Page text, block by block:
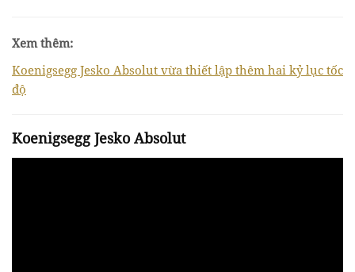
Xem thêm:
Koenigsegg Jesko Absolut vừa thiết lập thêm hai kỷ lục tốc
độ
Koenigsegg Jesko Absolut